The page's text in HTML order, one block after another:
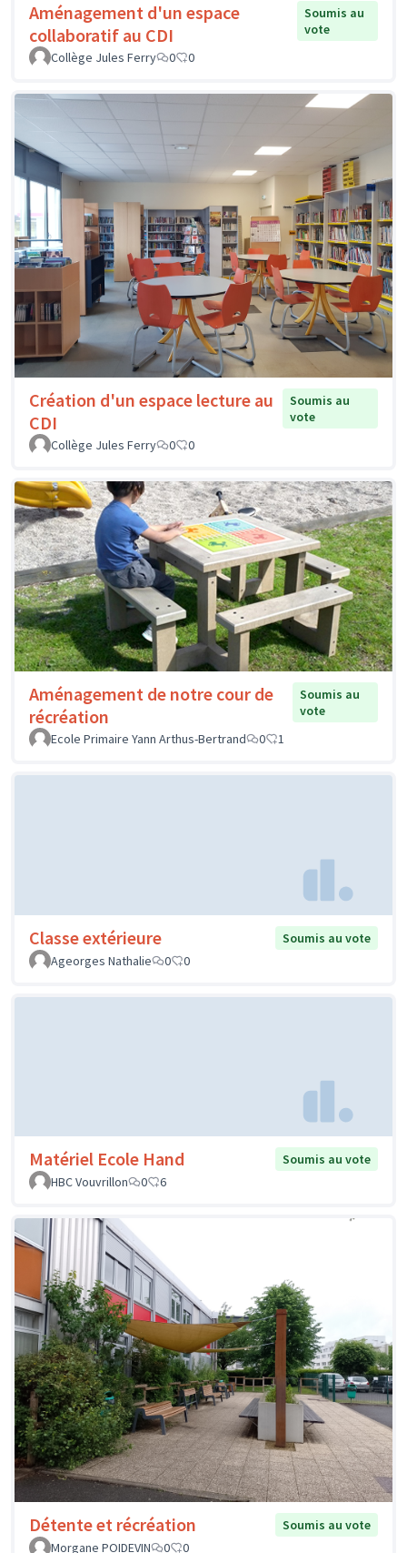
Aménagement d'un espace
collaboratif au CDI
Soumis au
vote
Collège Jules Ferry
0 0
Création d'un espace lecture au
CDI
Soumis au
vote
Collège Jules Ferry
0 0
Aménagement de notre cour de
récréation
Soumis au
vote
Ecole Primaire Yann Arthus-Bertrand
0 1
Classe extérieure
Soumis au vote
Ageorges Nathalie
0 0
Matériel Ecole Hand
Soumis au vote
HBC Vouvrillon
0 6
Détente et récréation
Soumis au vote
Morgane POIDEVIN
0 0